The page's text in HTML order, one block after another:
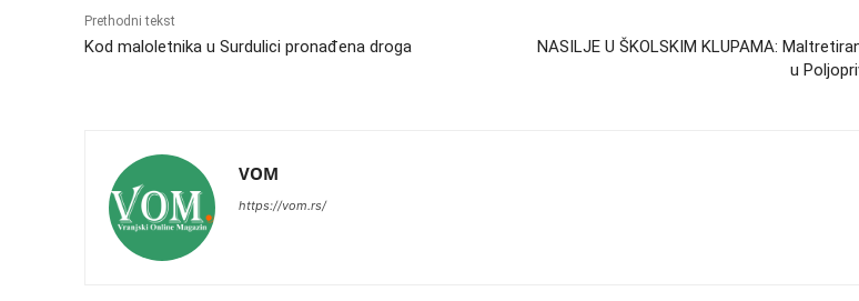
Prethodni tekst
Kod maloletnika u Surdulici pronađena droga
NASILJE U ŠKOLSKIM KLUPAMA:
u
VOM
https://vom.rs/